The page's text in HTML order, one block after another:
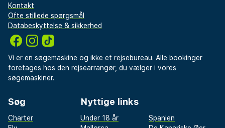
Kontakt
Ofte stillede spørgsmål
Databeskyttelse & sikkerhed
Vi er en søgemaskine og ikke et rejsebureau. Alle bookinger
foretages hos den rejsearrangør, du vælger i vores
søgemaskiner.
Søg
Charter
Nyttige links
Under 18 år
Spanien